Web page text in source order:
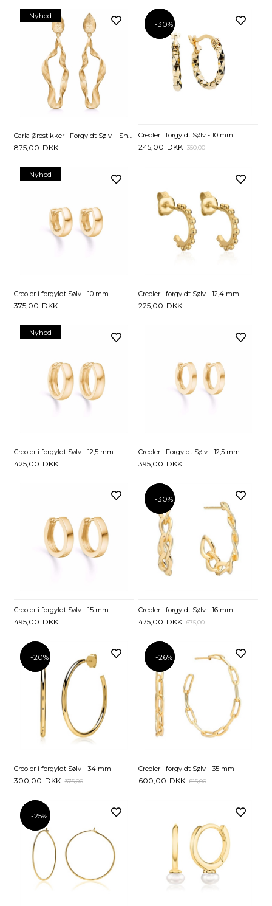
Nyhed
875,00 DKK
-30%
-30%
Creoler i forgyldt Sølv - 10 mm
245,00 DKK 350,00
Nyhed
Creoler i forgyldt Sølv - 10 mm
375,00 DKK
Creoler i forgyldt Sølv - 12,4 mm
225,00 DKK
Nyhed
Creoler i forgyldt Sølv - 12,5 mm
425,00 DKK
Creoler i Forgyldt Sølv - 12,5 mm
395,00 DKK
Creoler i forgyldt Sølv - 15 mm
495,00 DKK
-30%
-30%
Creoler i forgyldt Sølv - 16 mm
475,00 DKK 675,00
-20%
-20%
Creoler i forgyldt Sølv - 34 mm
300,00 DKK 375,00
-26%
-26%
Creoler i forgyldt Sølv - 35 mm
600,00 DKK 815,00
-25%
-25%